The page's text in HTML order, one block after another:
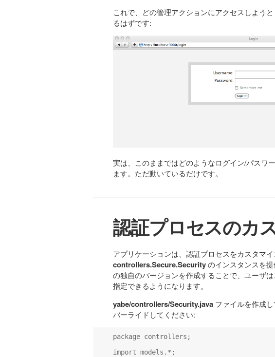
これで、どの管理アクションにアクセスしよう
るはずです:
実は、このままではどのようなログイン/パスワ
ます。ただ動いているだけです。
認証プロセスのカ
アプリケーションは、認証プロセスをカスタマ
controllers.Secure.Securityのインスタンスを
の独自のバージョンを作成することで、ユーザ
指定できるようになります。
yabe/controllers/Security.java ファイルを作成し
バーライドしてください:
package controllers;
import models.*;